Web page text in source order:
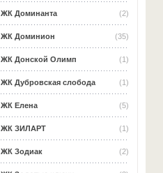
(2)
ЖК Доминанта
(35)
ЖК Доминион
(1)
ЖК Донской Олимп
(1)
ЖК Дубровская слобода
(5)
ЖК Елена
(1)
ЖК ЗИЛАРТ
(2)
ЖК Зодиак